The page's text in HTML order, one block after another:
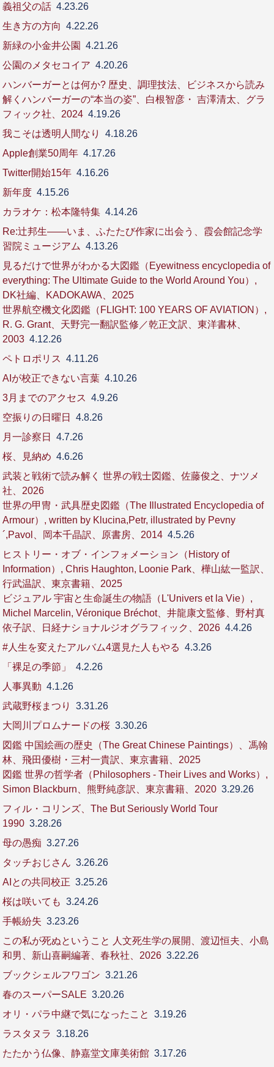
義祖父の話 4.23.26
生き方の方向 4.22.26
新緑の小金井公園
4.21.26
公園のメタセコイア 4.20.26
ハンバーガーとは何か? 歴史、調理技法、ビジネスから読み
解くハンバーガーの“本当の姿”、白根智彦・ 吉澤清太、グラ
フィック社、2024 4.19.26
我こそは透明人間なり
4.18.26
Apple創業50周年 4.17.26
Twitter開始15年 4.16.26
新年度 4.15.26
カラオケ：松本隆特集 4.14.26
Re:辻邦生――いま、ふたたび作家に出会う、霞会館記念学
習院ミュージアム 4.13.26
見るだけで世界がわかる大図鑑（Eyewitness encyclopedia of
everything: The Ultimate Guide to the World Around You）,
DK社編、KADOKAWA、2025
世界航空機文化図鑑（FLIGHT: 100 YEARS OF AVIATION）,
R. G. Grant、天野完一翻訳監修／乾正文訳、東洋書林、
2003 4.12.26
ペトロポリス 4.11.26
AIが校正できない言葉 4.10.26
3月までのアクセス 4.9.26
空振りの日曜日
4.8.26
月一診察日
4.7.26
桜、見納め 4.6.26
武装と戦術で読み解く 世界の戦士図鑑、佐藤俊之、ナツメ
社、2026
世界の甲冑・武具歴史図鑑（The Illustrated Encyclopedia of
Armour）, written by Klucina,Petr, illustrated by Pevny
´,Pavol、岡本千晶訳、原書房、2014 4.5.26
ヒストリー・オブ・インフォメーション（History of
Information）, Chris Haughton, Loonie Park、樺山紘一監訳、
行武温訳、東京書籍、2025
ビジュアル 宇宙と生命誕生の物語（L'Univers et la Vie）,
Michel Marcelin, Véronique Bréchot、井龍康文監修、野村真
依子訳、日経ナショナルジオグラフィック、2026 4.4.26
#人生を変えたアルバム4選見た人もやる 4.3.26
「裸足の季節」
4.2.26
人事異動 4.1.26
武蔵野桜まつり
3.31.26
大岡川プロムナードの桜 3.30.26
図鑑 中国絵画の歴史（The Great Chinese Paintings）、馮翰
林、飛田優樹・三村一貴訳、東京書籍、2025
図鑑 世界の哲学者（Philosophers - Their Lives and Works）,
Simon Blackburn、熊野純彦訳、東京書籍、2020 3.29.26
フィル・コリンズ、The But Seriously World Tour
1990 3.28.26
母の愚痴 3.27.26
タッチおじさん 3.26.26
AIとの共同校正 3.25.26
桜は咲いても 3.24.26
手帳紛失 3.23.26
この私が死ぬということ 人文死生学の展開、渡辺恒夫、小島
和男、新山喜嗣編著、春秋社、2026 3.22.26
ブックシェルフワゴン 3.21.26
春のスーパーSALE 3.20.26
オリ・パラ中継で気になったこと
3.19.26
ラスタヌラ 3.18.26
たたかう仏像、静嘉堂文庫美術館 3.17.26